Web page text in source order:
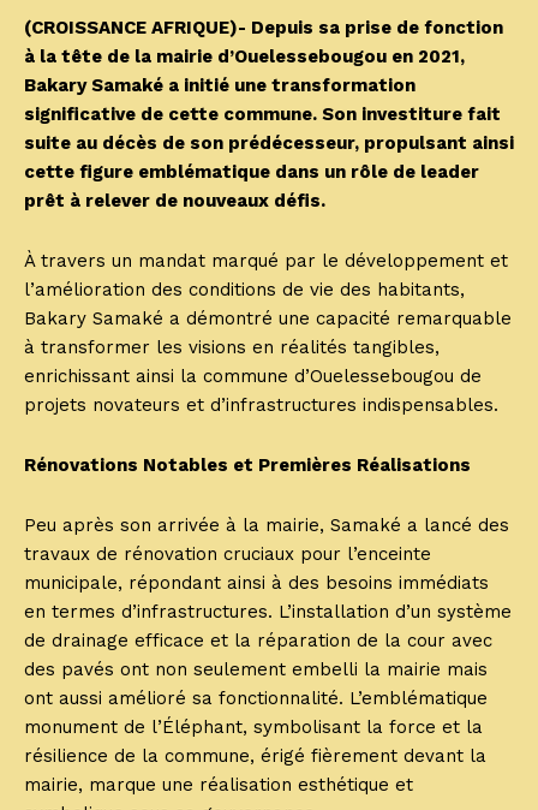
(CROISSANCE AFRIQUE)- Depuis sa prise de fonction
à la tête de la mairie d’Ouelessebougou en 2021,
Bakary Samaké a initié une transformation
significative de cette commune. Son investiture fait
suite au décès de son prédécesseur, propulsant ainsi
cette figure emblématique dans un rôle de leader
prêt à relever de nouveaux défis.
À travers un mandat marqué par le développement et
l’amélioration des conditions de vie des habitants,
Bakary Samaké a démontré une capacité remarquable
à transformer les visions en réalités tangibles,
enrichissant ainsi la commune d’Ouelessebougou de
projets novateurs et d’infrastructures indispensables.
Rénovations Notables et Premières Réalisations
Peu après son arrivée à la mairie, Samaké a lancé des
travaux de rénovation cruciaux pour l’enceinte
municipale, répondant ainsi à des besoins immédiats
en termes d’infrastructures. L’installation d’un système
de drainage efficace et la réparation de la cour avec
des pavés ont non seulement embelli la mairie mais
ont aussi amélioré sa fonctionnalité. L’emblématique
monument de l’Éléphant, symbolisant la force et la
résilience de la commune, érigé fièrement devant la
mairie, marque une réalisation esthétique et